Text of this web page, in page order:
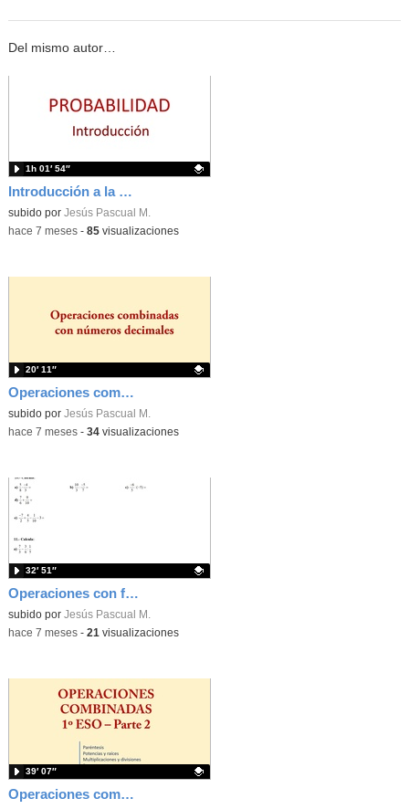
Del mismo autor…
Introducción a la Probabilidad - 1º Bachillerato CCSS, pero sirve para introducir cualquiera de bachillerato
Contenido educativo.
subido por Jesús Pascual M.
1h 01′ 54″
-hace 7 meses- 85visualizaciones
Operaciones combinadas de números decimales
Contenido educativo.
subido por Jesús Pascual M.
20′ 11″
-hace 7 meses- 34visualizaciones
Operaciones con fracciones
Contenido educativo.
subido por Jesús Pascual M.
32′ 51″
-hace 7 meses- 21 visualizaciones
Operaciones combinadas 1ºESO - parte 2 de 2
39′ 07″